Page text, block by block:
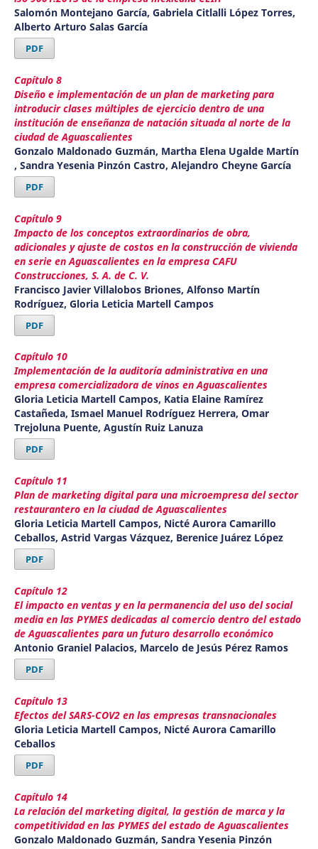
Salomón Montejano García, Gabriela Citlalli López Torres,
Alberto Arturo Salas García
PDF
Capítulo 8
Diseño e implementación de un plan de marketing para
introducir clases múltiples de ejercicio dentro de una
institución de enseñanza de natación situada al norte de la
ciudad de Aguascalientes
Gonzalo Maldonado Guzmán, Martha Elena Ugalde Martín
, Sandra Yesenia Pinzón Castro, Alejandro Cheyne García
PDF
Capítulo 9
Impacto de los conceptos extraordinarios de obra,
adicionales y ajuste de costos en la construcción de vivienda
en serie en Aguascalientes en la empresa CAFU
Construcciones, S. A. de C. V.
Francisco Javier Villalobos Briones, Alfonso Martín
Rodríguez, Gloria Leticia Martell Campos
PDF
Capítulo 10
Implementación de la auditoría administrativa en una
empresa comercializadora de vinos en Aguascalientes
Gloria Leticia Martell Campos, Katia Elaine Ramírez
Castañeda, Ismael Manuel Rodríguez Herrera, Omar
Trejoluna Puente, Agustín Ruiz Lanuza
PDF
Capítulo 11
Plan de marketing digital para una microempresa del sector
restaurantero en la ciudad de Aguascalientes
Gloria Leticia Martell Campos, Nicté Aurora Camarillo
Ceballos, Astrid Vargas Vázquez, Berenice Juárez López
PDF
Capítulo 12
El impacto en ventas y en la permanencia del uso del social
media en las PYMES dedicadas al comercio dentro del estado
de Aguascalientes para un futuro desarrollo económico
Antonio Graniel Palacios, Marcelo de Jesús Pérez Ramos
PDF
Capítulo 13
Efectos del SARS-COV2 en las empresas transnacionales
Gloria Leticia Martell Campos, Nicté Aurora Camarillo
Ceballos
PDF
Capítulo 14
La relación del marketing digital, la gestión de marca y la
competitividad en las PYMES del estado de Aguascalientes
Gonzalo Maldonado Guzmán, Sandra Yesenia Pinzón